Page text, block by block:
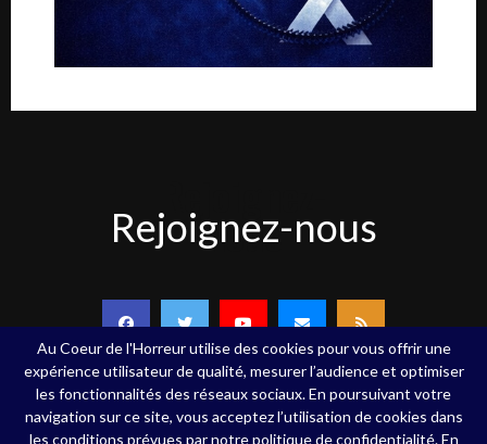
nous
Rejoignez-nous
Copyright ©Au Coeur de l'Horreur - 2020 - Tous droits réservés
Au Coeur de l'Horreur utilise des cookies pour vous offrir une
expérience utilisateur de qualité, mesurer l’audience et optimiser
les fonctionnalités des réseaux sociaux. En poursuivant votre
navigation sur ce site, vous acceptez l’utilisation de cookies dans
les conditions prévues par notre politique de confidentialité. En